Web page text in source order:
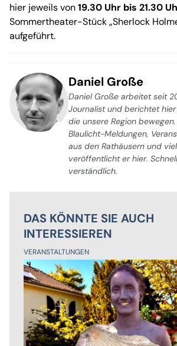
hier jeweils von19.30 Uhr bis 21.30
Sommertheater-Stück „Sherlock
aufgeführt.
Daniel Große
Daniel Große arbeitet seit
Journalist und berichtet hier
die unsere Region
Blaulicht-Meldungen,
aus den Rathäusern und
veröffentlicht er hier.
verständlich.
DAS KÖNNTE SIE AUCH
INTERESSIEREN
VERANSTALTUNGEN